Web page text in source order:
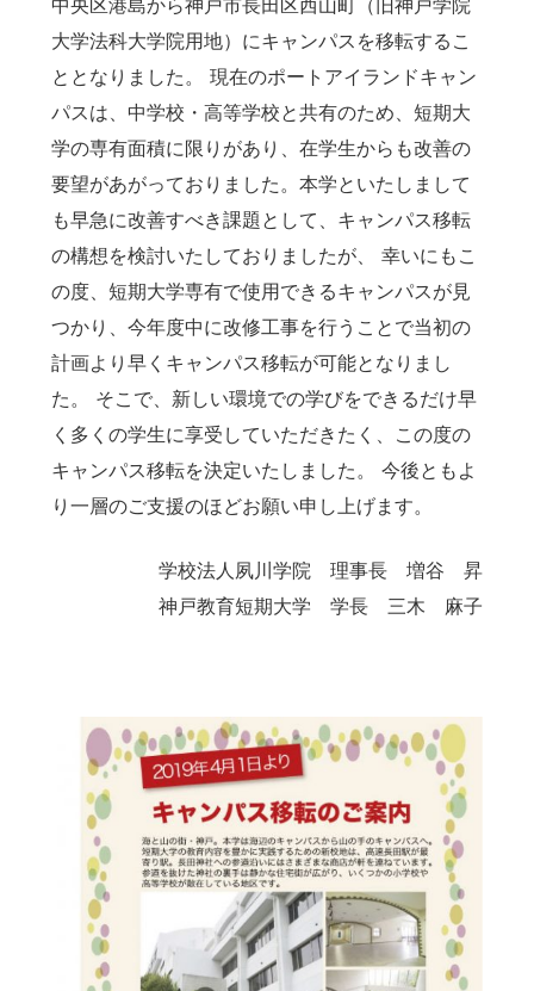
中央区港島から神戸市長田区西山町（旧神戸学院
大学法科大学院用地）にキャンパスを移転するこ
ととなりました。 現在のポートアイランドキャン
パスは、中学校・高等学校と共有のため、短期大
学の専有面積に限りがあり、在学生からも改善の
要望があがっておりました。本学といたしまして
も早急に改善すべき課題として、キャンパス移転
の構想を検討いたしておりましたが、 幸いにもこ
の度、短期大学専有で使用できるキャンパスが見
つかり、今年度中に改修工事を行うことで当初の
計画より早くキャンパス移転が可能となりまし
た。 そこで、新しい環境での学びをできるだけ早
く多くの学生に享受していただきたく、この度の
キャンパス移転を決定いたしました。 今後ともよ
り一層のご支援のほどお願い申し上げます。
学校法人夙川学院 理事長 増谷 昇
神戸教育短期大学 学長 三木 麻子